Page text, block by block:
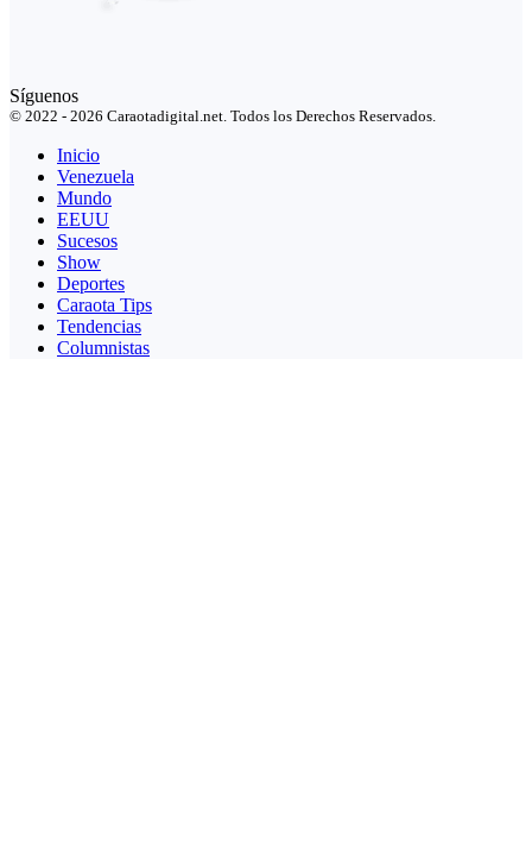
Síguenos
© 2022 - 2026 Caraotadigital.net. Todos los Derechos Reservados.
Inicio
Venezuela
Mundo
EEUU
Sucesos
Show
Deportes
Caraota Tips
Tendencias
Columnistas